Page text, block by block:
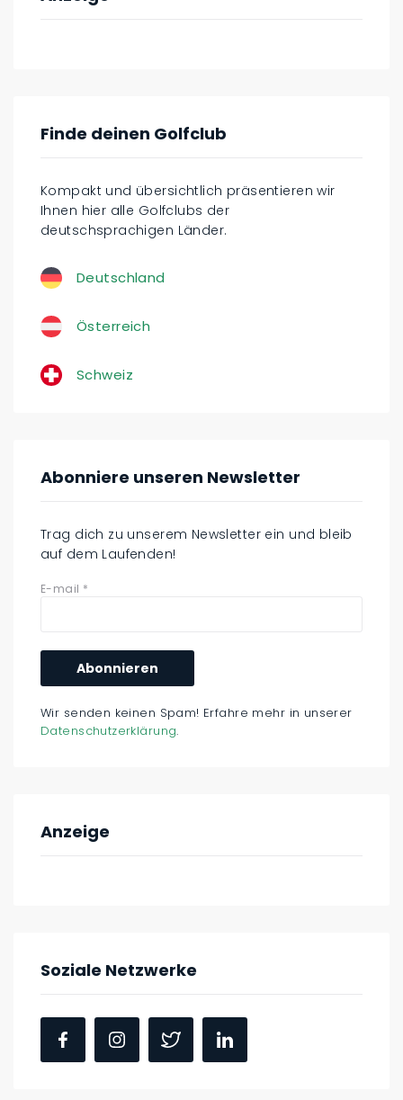
Finde deinen Golfclub
Kompakt und übersichtlich präsentieren wir
Ihnen hier alle Golfclubs der
deutschsprachigen Länder.
Deutschland
Österreich
Schweiz
Abonniere unseren Newsletter
Trag dich zu unserem Newsletter ein und bleib
auf dem Laufenden!
E-mail *
Wir senden keinen Spam! Erfahre mehr in unserer
Datenschutzerklärung.
Anzeige
Soziale Netzwerke